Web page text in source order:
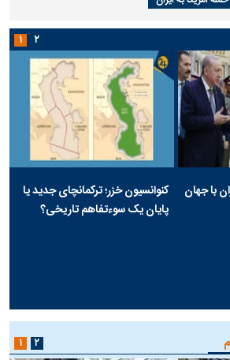
با جهان
کنوانسیون خزر؛ ترکمانچای جدید یا
پایان یک سوءتفاهم تاریخی؟
۱ ۲
۱ ۲